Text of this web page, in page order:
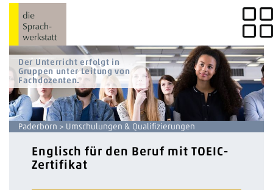
erfolgt in
unter Leitung von
zeitnah
Paderborn > Umschulungen & Qualifizierungen
Englisch für den Beruf mit TOEIC-
Zertifikat